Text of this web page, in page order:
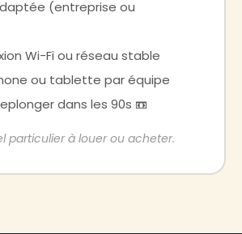
(entreprise ou
Wi-Fi ou réseau stable
ou tablette par équipe
dans les 90s 📼
particulier à louer ou acheter.